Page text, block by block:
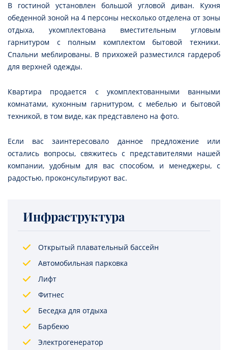
В гостиной установлен большой угловой диван. Кухня
обеденной зоной на 4 персоны несколько отделена от зоны
отдыха, укомплектована вместительным угловым
гарнитуром с полным комплектом бытовой техники.
Спальни меблированы. В прихожей разместился гардероб
для верхней одежды.
Квартира продается с укомплектованными ванными
комнатами, кухонным гарнитуром, с мебелью и бытовой
техникой, в том виде, как представлено на фото.
Если вас заинтересовало данное предложение или
остались вопросы, свяжитесь с представителями нашей
компании, удобным для вас способом, и менеджеры, с
радостью, проконсультируют вас.
Инфраструктура
Открытый плавательный бассейн
Автомобильная парковка
Лифт
Фитнес
Беседка для отдыха
Барбекю
Электрогенератор